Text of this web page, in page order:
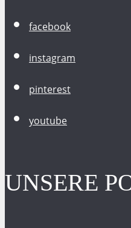
facebook
instagram
pinterest
youtube
UNSERE